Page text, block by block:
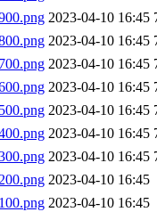
2023-04-10 16:45
2023-04-10 16:45
2023-04-10 16:45
2023-04-10 16:45
2023-04-10 16:45
2023-04-10 16:45
2023-04-10 16:45
2023-04-10 16:45
2023-04-10 16:45